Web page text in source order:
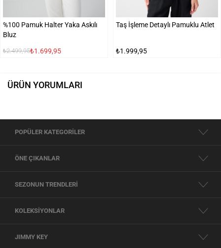
%100 Pamuk Halter Yaka Askılı
Bluz
₺2.499,95₺1.699,95
Taş İşleme Detaylı Pamuklu Atlet
₺1.999,95
ÜRÜN YORUMLARI
POPÜLER KATEGORİLER
ÖNE ÇIKANLAR
SEZONUN TRENDLERİ
KOLEKSİYONLAR
JIMMY KEY